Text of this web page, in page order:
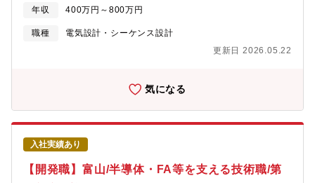
回路・パワー回路・電源回路の設計・評価（インバータ、サーボ
アンプ、電源装置など）・FPGA設計（Verilog-HDL／VHDL）に
よる論理回路開発・基板設計、配線、構造設計を含むハードウェ
ソフトウェア担当と連携しながら進めます。仕様検討から設計、
の裁量が大きく、幅広い知識を活かせます。品質向上に向けた改
善提案も期待しています。主体的に開発を推進し、世界水準の製
品づくりに貢献できるポジションです。【魅力】■同社は東証プラ
イム上場の切削工具・ベアリング・産業用ロボットの製造を中心
とするメーカー企業です。社員も連結で約7,500人在籍し、ロボッ
ト・工具・工作機械・ベアリング・油圧機器・カーハイドロリク
ス・特殊鋼・工業炉の８事業を展開しています。■同社の技術は世
界的な少子高齢化による労働人口の減少を背景として、人手不足
年収 400万円～800万円
職種
電気設計・シーケンス設計
更新日 2026.05.22
気になる
入社実績あり
【開発職】富山/半導体・FA等を支える技術職/第